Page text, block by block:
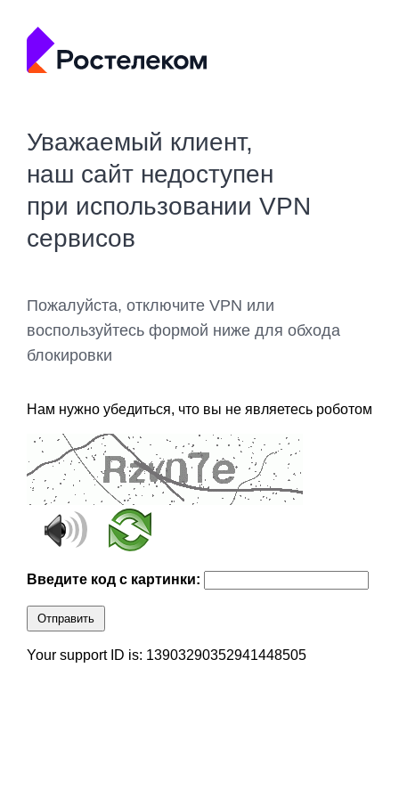
Уважаемый клиент,
наш сайт недоступен
при использовании VPN
сервисов
Пожалуйста, отключите VPN или
воспользуйтесь формой ниже для обхода
блокировки
Нам нужно убедиться, что вы не являетесь роботом
Введите код с картинки:
Отправить
Your support ID is: 13903290352941448505